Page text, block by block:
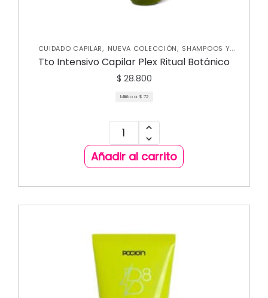
CUIDADO CAPILAR, NUEVA COLECCIÓN, SHAMPOOS Y
ACONDICIONADORES, TRATAMIENTOS CAPILARES
Tto Intensivo Capilar Plex Ritual Botánico
$ 28.800
Mililitro a: $ 72
Añadir al carrito